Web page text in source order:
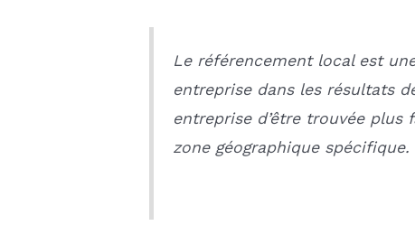
Le référencement local est
entreprise dans les résultats
entreprise d’être trouvée
zone géographique spécifique.